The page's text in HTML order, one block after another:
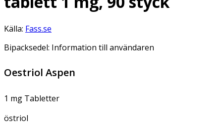
Källa: Fass.se
Bipacksedel: Information till användaren
Oestriol Aspen
1 mg Tabletter
östriol